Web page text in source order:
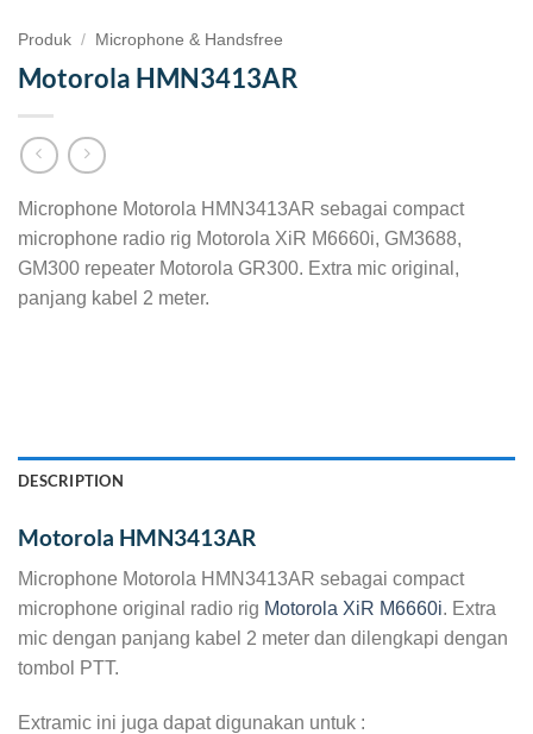
Produk / Microphone & Handsfree
Motorola HMN3413AR
Microphone Motorola HMN3413AR sebagai compact
microphone radio rig Motorola XiR M6660i, GM3688,
GM300 repeater Motorola GR300. Extra mic original,
panjang kabel 2 meter.
DESCRIPTION
Motorola HMN3413AR
Microphone Motorola HMN3413AR sebagai compact
microphone original radio rig Motorola XiR M6660i. Extra
mic dengan panjang kabel 2 meter dan dilengkapi dengan
tombol PTT.
Extramic ini juga dapat digunakan untuk :